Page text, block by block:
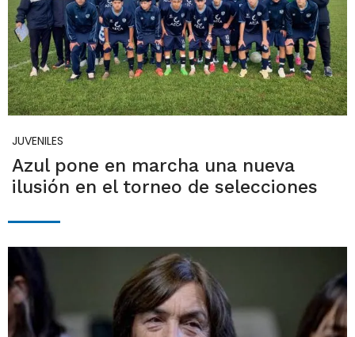
JUVENILES
Azul pone en marcha una nueva
ilusión en el torneo de selecciones